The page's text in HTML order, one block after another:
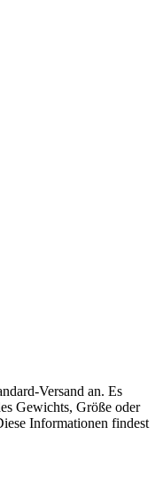
Versand an. Es
Gewichts, Größe oder
Informationen findest